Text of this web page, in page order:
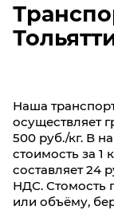
Наша
осуществляет
500 руб./кг. В
стоимость за 1
составляет 24
НДС. Стомость
или объёму,